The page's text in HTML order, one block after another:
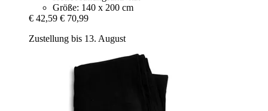
Größe: 140 x 200 cm
€ 42,59 € 70,99
Zustellung bis 13. August